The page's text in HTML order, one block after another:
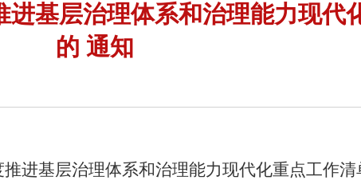
基层治理体系和治理能力现代
的 通知
进基层治理体系和治理能力现代化重点工作